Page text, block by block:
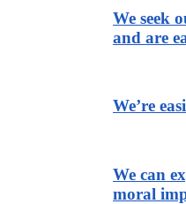
We seek
and are
We’re
We can
moral